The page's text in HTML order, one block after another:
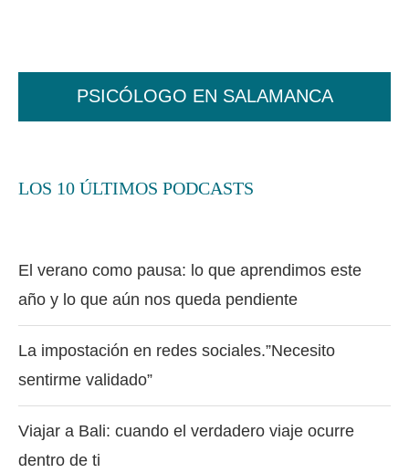
PSICÓLOGO EN SALAMANCA
LOS 10 ÚLTIMOS PODCASTS
El verano como pausa: lo que aprendimos este
año y lo que aún nos queda pendiente
La impostación en redes sociales.”Necesito
sentirme validado”
Viajar a Bali: cuando el verdadero viaje ocurre
dentro de ti